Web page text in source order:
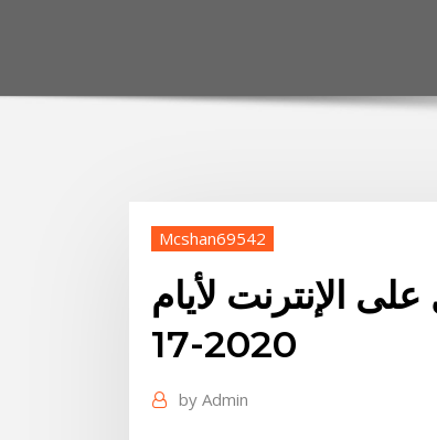
Mcshan69542
الإنترنت لأيام
2020-17
by Admin